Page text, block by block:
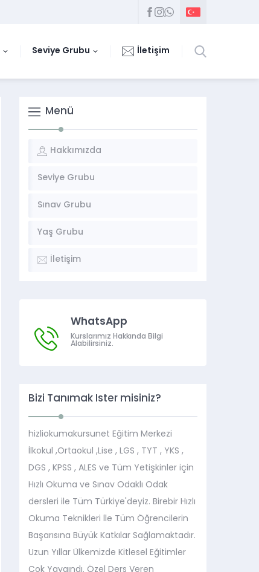
Seviye Grubu İletişim
Menü
Hakkımızda
Seviye Grubu
Sınav Grubu
Yaş Grubu
İletişim
WhatsApp
Kurslarımız Hakkında Bilgi
Alabilirsiniz.
Bizi Tanımak İster misiniz?
hizliokumakursunet Eğitim Merkezi
İlkokul ,Ortaokul ,Lise , LGS , TYT , YKS ,
DGS , KPSS , ALES ve Tüm Yetişkinler için
Hızlı Okuma ve Sınav Odaklı Odak
dersleri ile Tüm Türkiye'deyiz. Birebir Hızlı
Okuma Teknikleri İle Tüm Öğrencilerin
Başarısına Büyük Katkılar Sağlamaktadır.
Uzun Yıllar Ülkemizde Kitlesel Eğitimler
Çok Yaygındı. Özel Ders Veren